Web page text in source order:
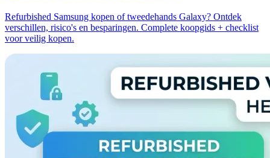
Refurbished Samsung kopen of tweedehands Galaxy? Ontdek
verschillen, risico's en besparingen. Complete koopgids + checklist
voor veilig kopen.